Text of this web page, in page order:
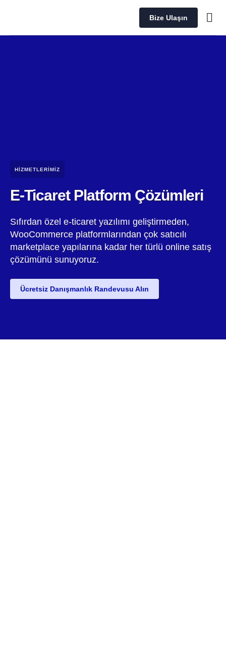
Bize Ulaşın
HIZMETLERIMIZ
E-Ticaret Platform Çözümleri
Sıfırdan özel e-ticaret yazılımı geliştirmeden,
WooCommerce platformlarından çok satıcılı
marketplace yapılarına kadar her türlü online satış
çözümünü sunuyoruz.
Ücretsiz Danışmanlık Randevusu Alın